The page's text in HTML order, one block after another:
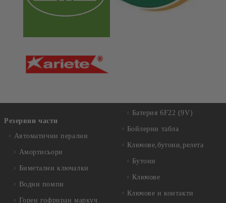
Резервни части
Автоматични перални
Амортисьори
Биметални ключалки
Водни помпи
Горен гофриран маркуч
Батерия 6F22 (9V)
Бойлерни табла
Ключове,бутони,релета
Бутони
Ключове
Ключове и контакти